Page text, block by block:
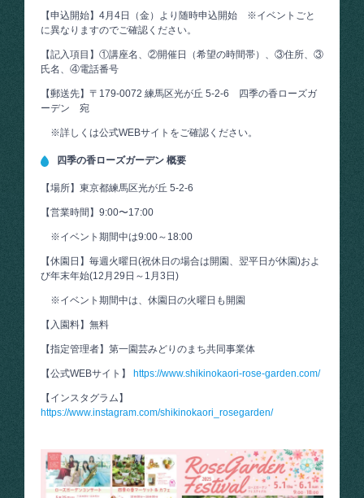
【申込開始】4月4日（金）より随時申込開始 ※イベントごと
に異なりますのでご確認ください。
【記入項目】①講座名、②開催日（希望の時間帯）、③住所、③
氏名、④電話番号
【郵送先】〒179-0072 練馬区光が丘 5-2-6 四季の香ローズガ
ーデン 宛
※詳しくは公式WEBサイトをご確認ください。
四季の香ローズガーデン 概要
【場所】東京都練馬区光が丘 5-2-6
【営業時間】9:00〜17:00
※イベント期間中は9:00～18:00
【休園日】毎週火曜日(祝休日の場合は開園、翌平日が休園)およ
び年末年始(12月29日～1月3日)
※イベント期間中は、休園日の火曜日も開園
【入園料】無料
【指定管理者】第一園芸みどりのまち共同事業体
【公式WEBサイト】 https://www.shikinokaori-rose-garden.com/
【インスタグラム】
https://www.instagram.com/shikinokaori_rosegarden/